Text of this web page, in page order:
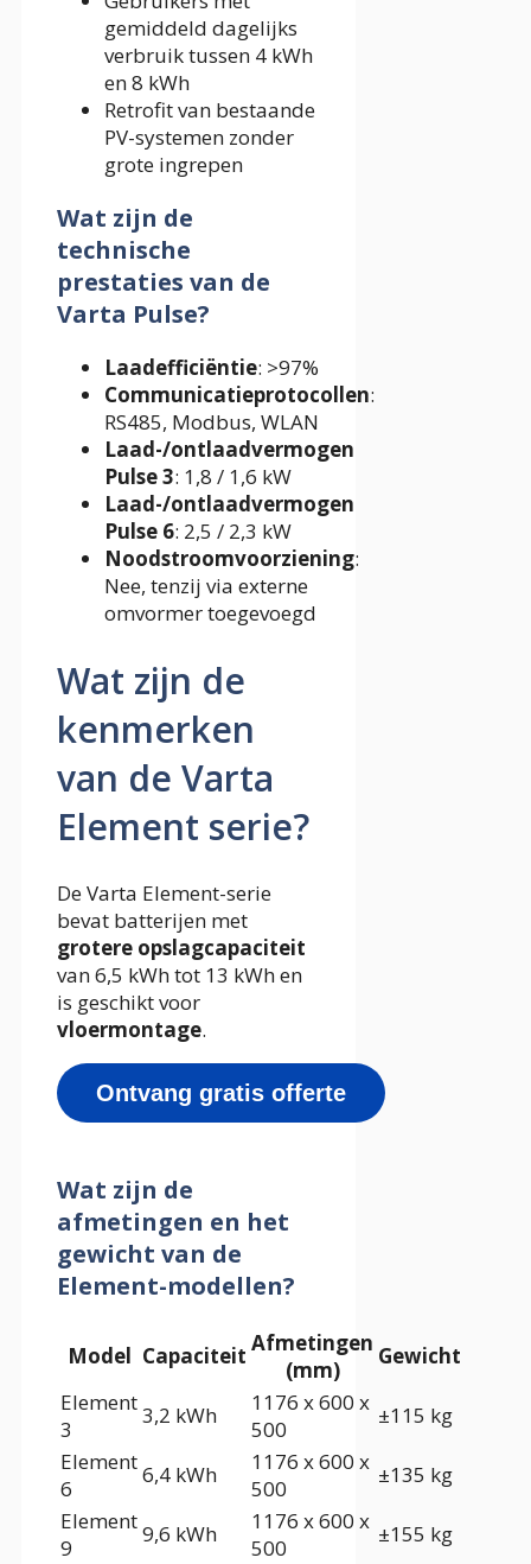
gemiddeld dagelijks
verbruik tussen 4 kWh
en 8 kWh
Retrofit van bestaande
PV-systemen zonder
grote ingrepen
Wat zijn de
technische
prestaties van de
Varta Pulse?
Laadefficiëntie: >97%
Communicatieprotocollen:
RS485, Modbus, WLAN
Laad-/ontlaadvermogen
Pulse 3: 1,8 / 1,6 kW
Laad-/ontlaadvermogen
Pulse 6: 2,5 / 2,3 kW
Noodstroomvoorziening:
Nee, tenzij via externe
omvormer toegevoegd
Wat zijn de
kenmerken
van de Varta
Element serie?
De Varta Element-serie
bevat batterijen met
grotere opslagcapaciteit
van 6,5 kWh tot 13 kWh en
is geschikt voor
vloermontage.
Ontvang gratis offerte
Wat zijn de
afmetingen en het
gewicht van de
Element-modellen?
Model Capaciteit Afmetingen
(mm)
Gewicht
Element
3
3,2 kWh
1176 x 600 x
500
±115 kg
Element
6
6,4 kWh
1176 x 600 x
500
±135 kg
Element
9
9,6 kWh
1176 x 600 x
500
±155 kg